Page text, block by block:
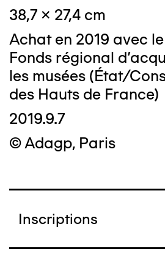
38,7 x 27,4 cm
Achat en 2019 avec
Fonds régional
les musées (État/
des Hauts de France)
2019.9.7
© Adagp, Paris
Inscriptions